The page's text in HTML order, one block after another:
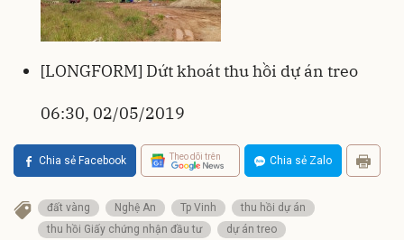
[LONGFORM] Dứt khoát thu hồi dự án treo
06:30, 02/05/2019
Chia sẻ Facebook Theo dõi trên Chia sẻ Zalo
đất vàng Nghệ An Tp Vinh
thu hồi dự án
thu hồi Giấy chứng nhận đầu tư
dự án treo